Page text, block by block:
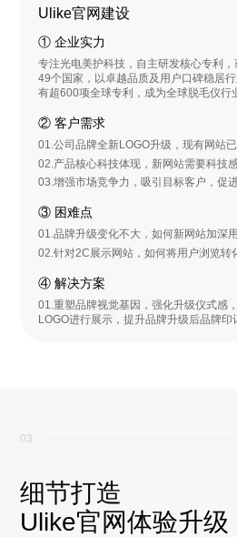
Ulike官网建设
① 企业实力
专注光电美护科技，自主研发核心专利
49个国家，以卓越品质及用户口碑稳居
有超600项全球专利，成为全球脱毛仪行
② 客户需求
01.公司品牌全新LOGO升级，现有网站
02.产品核心科技体现，新网站需要科技感
03.增强市场竞争力，吸引目标客户，促
③ 困难点
01.品牌升级变化不大，如何新网站加深
02.针对2C展示网站，如何将用户浏览转
④ 解决方案
01.重塑品牌视觉基因，强化升级仪式感
LOGO进行展示，提升品牌升级后品牌印
03
细节打造
Ulike官网体验升级